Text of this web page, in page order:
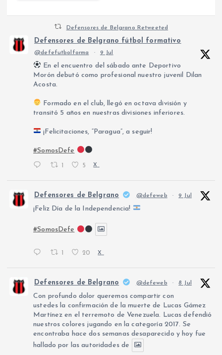
Defensores de Belgrano Retweeted
Defensores de Belgrano fútbol formativo
@defefutbolforma · 9 Jul
En el encuentro del sábado ante Deportivo
Morón debutó como profesional nuestro juvenil Dilan
Acosta.
Formado en el club, llegó en octava división y
transitó 5 años en nuestras divisiones inferiores.
¡Felicitaciones, “Paragua”, a seguir!
#SomosDefe
1 5 X
Defensores de Belgrano @defeweb · 9 Jul
¡Feliz Día de la Independencia!
#SomosDefe
20 X
Defensores de Belgrano @defeweb · 8 Jul
Con profundo dolor queremos compartir con
ustedes la confirmación de la muerte de Lucas Gámez
Martínez en el terremoto de Venezuela. Lucas defendió
nuestros colores jugando en la categoría 2017. Se
encontraba hace dos semanas desaparecido y hoy fue
hallado por las autoridades de